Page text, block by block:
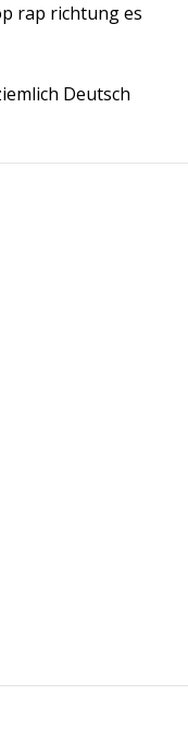
rap richtung es
Deutsch